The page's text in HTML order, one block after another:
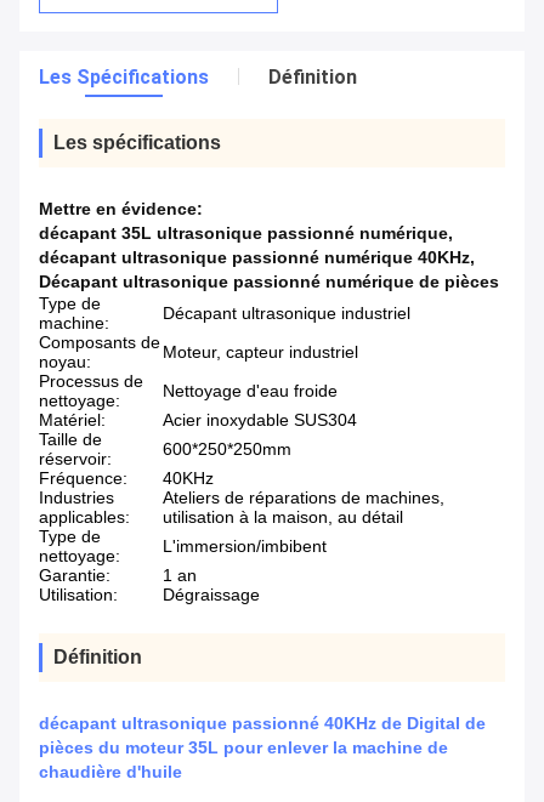
Les Spécifications Définition
Les spécifications
Mettre en évidence:
décapant 35L ultrasonique passionné numérique,
décapant ultrasonique passionné numérique 40KHz,
Décapant ultrasonique passionné numérique de pièces
Type de
machine:
Décapant ultrasonique industriel
Composants de
noyau:
Moteur, capteur industriel
Processus de
nettoyage:
Nettoyage d'eau froide
Matériel:
Acier inoxydable SUS304
Taille de
réservoir:
600*250*250mm
Fréquence:
40KHz
Industries
applicables:
Ateliers de réparations de machines,
utilisation à la maison, au détail
Type de
nettoyage:
L'immersion/imbibent
Garantie:
1 an
Utilisation:
Dégraissage
Définition
décapant ultrasonique passionné 40KHz de Digital de
pièces du moteur 35L pour enlever la machine de
chaudière d'huile